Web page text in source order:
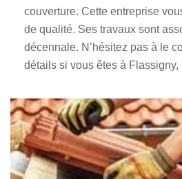
couverture. Cette entreprise
de qualité. Ses travaux sont
décennale. N’hésitez pas à le
détails si vous êtes à Flassigny,